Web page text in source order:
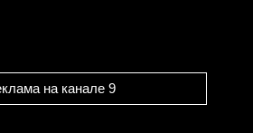
на канале 9